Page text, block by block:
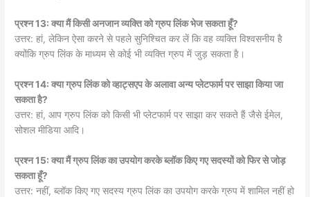
प्रश्न 13: क्या मैं किसी अनजान व्यक्ति को ग्रुप लिंक भेज सकता हूँ?
उत्तर: हां, लेकिन ऐसा करने से पहले सुनिश्चित कर लें कि वह व्यक्ति विश्वसनीय है
क्योंकि ग्रुप लिंक के माध्यम से कोई भी व्यक्ति ग्रुप में जुड़ सकता है।
प्रश्न 14: क्या ग्रुप लिंक को व्हाट्सएप के अलावा अन्य प्लेटफार्म पर साझा किया जा
सकता है?
उत्तर: हां, आप ग्रुप लिंक को किसी भी प्लेटफार्म पर साझा कर सकते हैं जैसे ईमेल,
सोशल मीडिया आदि।
प्रश्न 15: क्या मैं ग्रुप लिंक का उपयोग करके ब्लॉक किए गए सदस्यों को फिर से जोड़
सकता हूँ?
उत्तर: नहीं, ब्लॉक किए गए सदस्य ग्रुप लिंक का उपयोग करके ग्रुप में शामिल नहीं हो